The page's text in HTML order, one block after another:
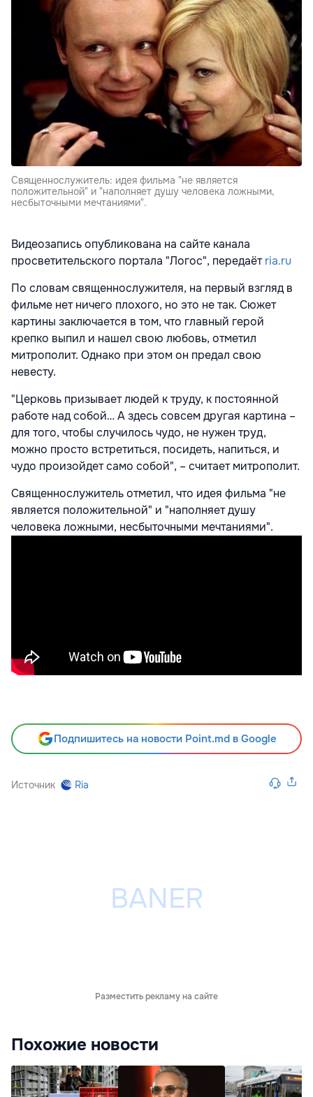
Священнослужитель: идея фильма "не является
положительной" и "наполняет душу человека ложными,
несбыточными мечтаниями".
Видеозаписьопубликована на сайте канала
просветительского портала "Логос", передаётria.ru
По словам священнослужителя, на первый взгляд в
фильме нет ничего плохого, но это не так. Сюжет
картины заключается в том, что главный герой
крепко выпил и нашел свою любовь, отметил
митрополит. Однако при этом он предал свою
невесту.
"Церковь призывает людей к труду, к постоянной
работе над собой… А здесь совсем другая картина –
для того, чтобы случилось чудо, не нужен труд,
можно просто встретиться, посидеть, напиться, и
чудо произойдет само собой", – считает митрополит.
Священнослужитель отметил, что идея фильма "не
является положительной" и "наполняет душу
человека ложными, несбыточными мечтаниями".
Подпишитесь на новости Point.md в Google
Источник Ria
Разместить рекламу на сайте
Похожие новости